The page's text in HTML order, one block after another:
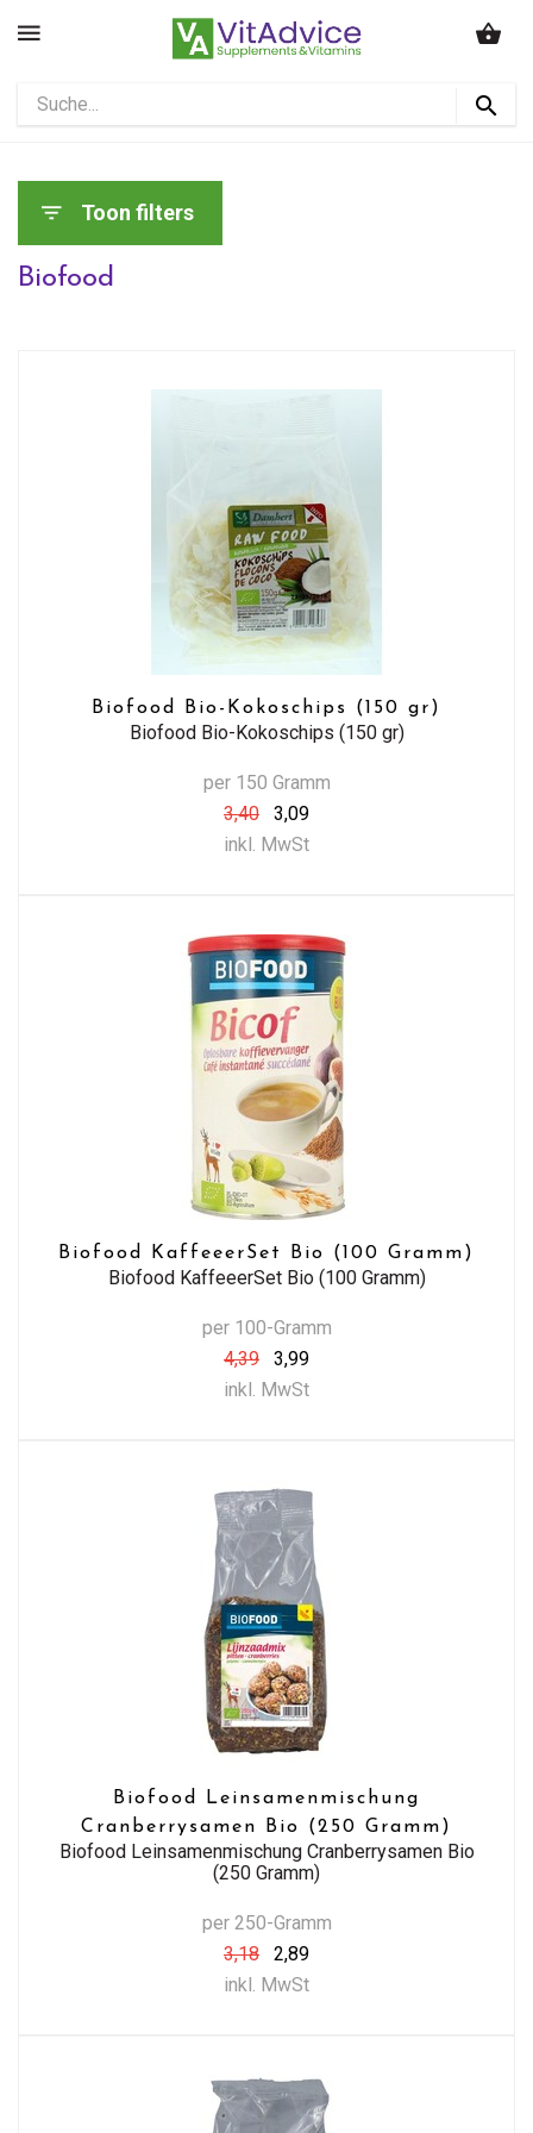
Toon filters
Biofood
Biofood Bio-Kokoschips (150 gr)
Biofood Bio-Kokoschips (150 gr)
per 150 Gramm
3,40
3,09
inkl. MwSt
Biofood KaffeeerSet Bio (100 Gramm)
Biofood KaffeeerSet Bio (100 Gramm)
per 100-Gramm
4,39
3,99
inkl. MwSt
Biofood Leinsamenmischung
Cranberrysamen Bio (250 Gramm)
Biofood Leinsamenmischung Cranberrysamen Bio
(250 Gramm)
per 250-Gramm
3,18
2,89
inkl. MwSt